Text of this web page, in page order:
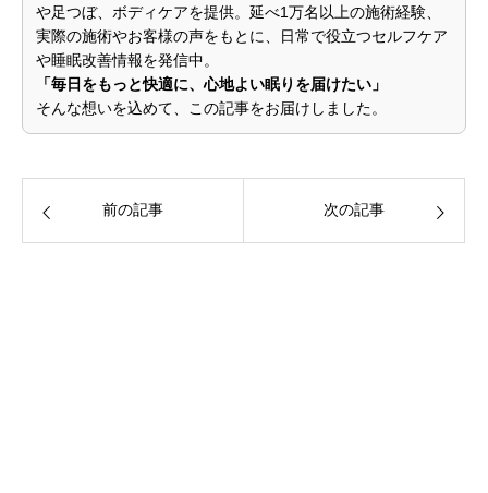
や足つぼ、ボディケアを提供。延べ1万名以上の施術経験、
実際の施術やお客様の声をもとに、日常で役立つセルフケア
や睡眠改善情報を発信中。
「毎日をもっと快適に、心地よい眠りを届けたい」
そんな想いを込めて、この記事をお届けしました。
前の記事 次の記事